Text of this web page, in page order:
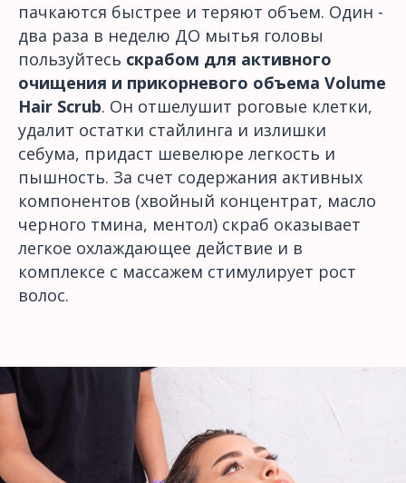
пачкаются быстрее и теряют объем. Один -
два раза в неделю ДО мытья головы
пользуйтесь скрабом для активного
очищения и прикорневого объема Volume
Hair Scrub. Он отшелушит роговые клетки,
удалит остатки стайлинга и излишки
себума, придаст шевелюре легкость и
пышность. За счет содержания активных
компонентов (хвойный концентрат, масло
черного тмина, ментол) скраб оказывает
легкое охлаждающее действие и в
комплексе с массажем стимулирует рост
волос.